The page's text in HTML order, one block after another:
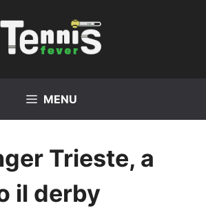
MENU
Trieste, a
il derby